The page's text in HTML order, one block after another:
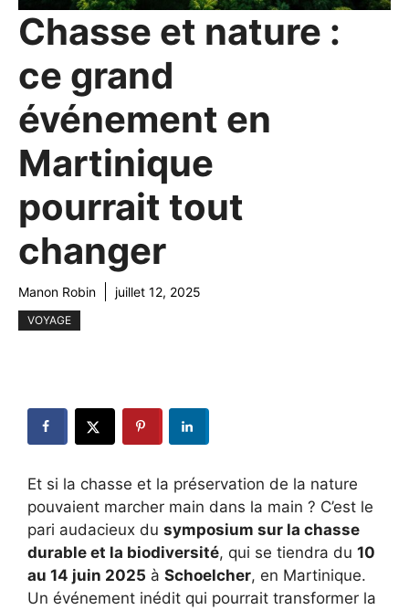
Chasse et nature :
ce grand
événement en
Martinique
pourrait tout
changer
Manon Robin juillet 12, 2025
VOYAGE
Et si la chasse et la préservation de la nature
pouvaient marcher main dans la main ? C’est le
pari audacieux du symposium sur la chasse
durable et la biodiversité, qui se tiendra du 10
au 14 juin 2025 à Schoelcher, en Martinique.
Un événement inédit qui pourrait transformer la